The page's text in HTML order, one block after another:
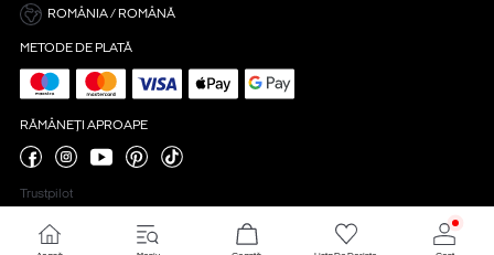
ROMÂNIA / ROMÂNĂ
METODE DE PLATĂ
RĂMÂNEȚI APROAPE
Trustpilot